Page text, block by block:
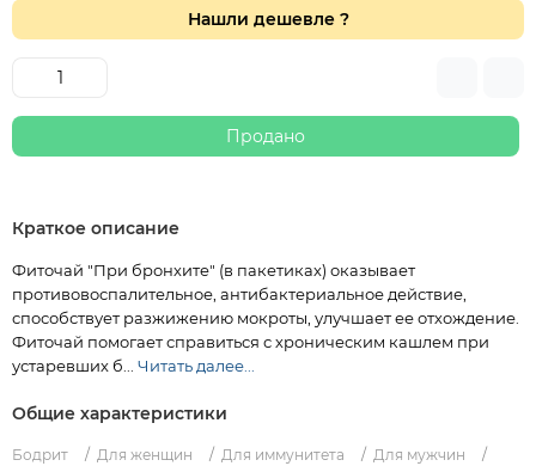
Нашли дешевле ?
Продано
Краткое описание
Фиточай "При бронхите" (в пакетиках) оказывает
противовоспалительное, антибактериальное действие,
способствует разжижению мокроты, улучшает ее отхождение.
Фиточай помогает справиться с хроническим кашлем при
устаревших б... Читать далее...
Общие характеристики
Бодрит Для женщин Для иммунитета
Для мужчин